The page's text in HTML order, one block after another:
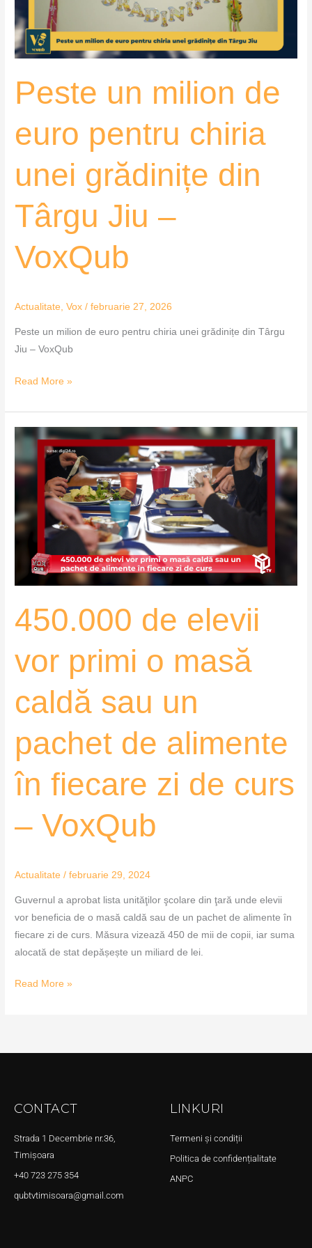
Peste un milion de
euro pentru chiria
unei grădinițe din
Târgu Jiu –
VoxQub
Actualitate,Vox /februarie 27, 2026
Peste un milion de euro pentru chiria unei grădinițe din Târgu
Jiu – VoxQub
unei
grădinițe
Târgu
Jiu
VoxQub
Read More »
450.000 de elevii
vor primi o masă
caldă sau un
pachet de alimente
în fiecare zi de curs
– VoxQub
Actualitate /februarie 29, 2024
Guvernul a aprobat lista unităţilor şcolare din ţară unde elevii
vor beneficia de o masă caldă sau de un pachet de alimente în
fiecare zi de curs. Măsura vizează 450 de mii de copii, iar suma
alocată de stat depășește un miliard de lei.
450.000
elevii
primi
o
masă
caldă
pachet
de
în
zi
de
–
Read More »
CONTACT
Strada 1 Decembrie nr.36,
Timișoara
+40 723 275 354
qubtvtimisoara@gmail.com
LINKURI
Termeni și condiții
Politica de confidențialitate
ANPC